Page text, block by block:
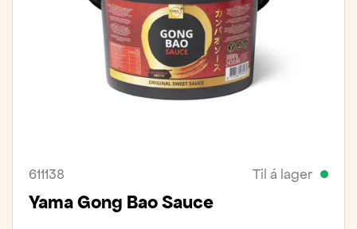
611138 Til á lager
Yama Gong Bao Sauce